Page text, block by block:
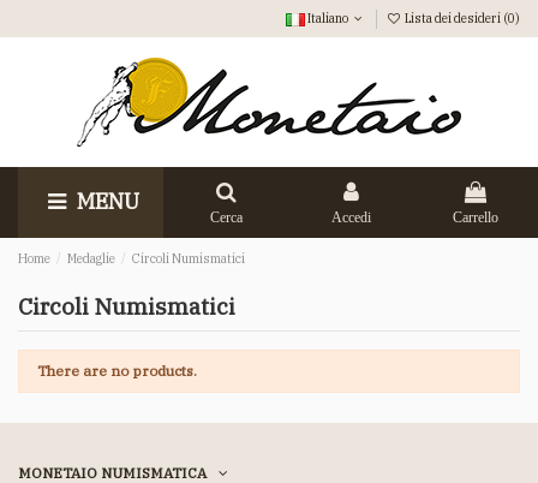
Italiano Lista dei desideri (0)
MENU
Cerca Accedi Carrello
Home Medaglie Circoli Numismatici
Circoli Numismatici
There are no products.
MONETAIO NUMISMATICA